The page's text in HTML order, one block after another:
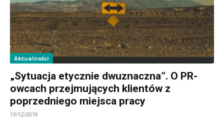
Aktualności
„Sytuacja etycznie dwuznaczna”. O PR-
owcach przejmujących klientów z
poprzedniego miejsca pracy
13/12/2019